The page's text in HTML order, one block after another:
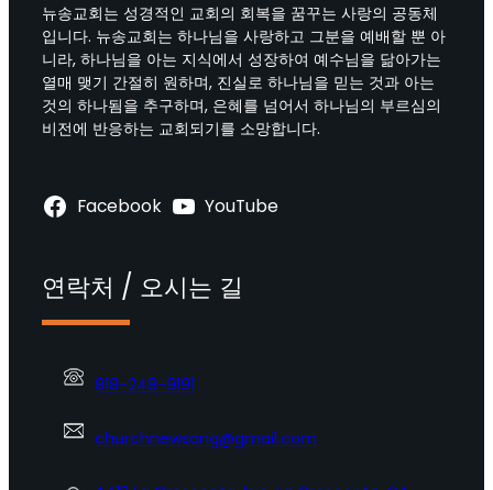
뉴송교회는 성경적인 교회의 회복을 꿈꾸는 사랑의 공동체
입니다. 뉴송교회는 하나님을 사랑하고 그분을 예배할 뿐 아
니라, 하나님을 아는 지식에서 성장하여 예수님을 닮아가는
열매 맺기 간절히 원하며, 진실로 하나님을 믿는 것과 아는
것의 하나됨을 추구하며, 은혜를 넘어서 하나님의 부르심의
비전에 반응하는 교회되기를 소망합니다.
Facebook YouTube
연락처 / 오시는 길
818-248-9191
churchnewsong@gmail.com